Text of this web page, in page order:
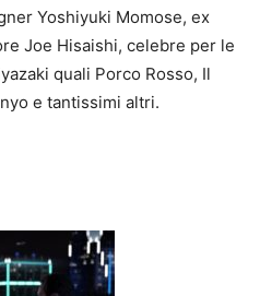
Yoshiyuki Momose, ex
Joe Hisaishi, celebre per le
quali Porco Rosso, Il
e tantissimi altri.